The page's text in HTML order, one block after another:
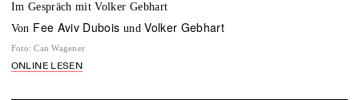
Im Gespräch mit Volker Gebhart
von Fee Aviv Dubois und Volker Gebhart
Foto: Can Wagener
ONLINE LESEN